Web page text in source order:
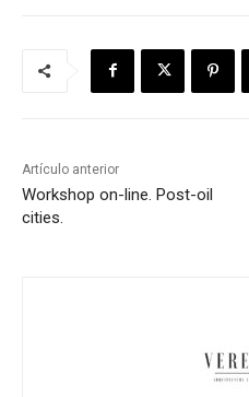
Artículo anterior
Workshop on-line. Post-oil
cities.